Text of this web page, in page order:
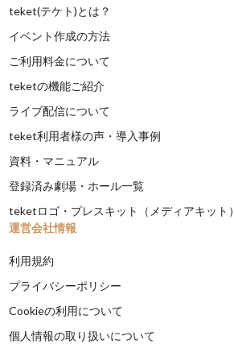
teket(テケト)とは？
イベント作成の方法
ご利用料金について
teketの機能ご紹介
ライブ配信について
teket利用者様の声・導入事例
資料・マニュアル
登録済み劇場・ホール一覧
teketロゴ・プレスキット（メディアキット）
運営会社情報
利用規約
プライバシーポリシー
Cookieの利用について
個人情報の取り扱いについて